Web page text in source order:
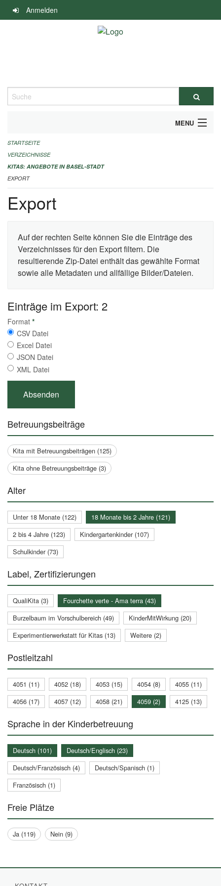
Navigation
überspringen
Anmelden
Suche
MENU
ALLGEMEINE INFORMATIONEN
IMPRESSUM
STARTSEITE
VERZEICHNISSE
KITAS: ANGEBOTE IN BASEL-STADT
EXPORT
Export
Auf der rechten Seite können Sie die Einträge des
Verzeichnisses für den Export filtern. Die
resultierende Zip-Datei enthält das gewählte Format
sowie alle Metadaten und allfällige Bilder/Dateien.
Einträge im Export: 2
Format *
CSV Datei
Excel Datei
JSON Datei
XML Datei
Betreuungsbeiträge
Kita mit Betreuungsbeiträgen (125)
Kita ohne Betreuungsbeiträge (3)
Alter
Unter 18 Monate (122)
18 Monate bis 2 Jahre (121)
2 bis 4 Jahre (123)
Kindergartenkinder (107)
Schulkinder (73)
Label, Zertifizierungen
QualiKita (3)
Fourchette verte - Ama terra (43)
Burzelbaum im Vorschulbereich (49)
KinderMitWirkung (20)
Experimentierwerkstatt für Kitas (13)
Weitere (2)
Postleitzahl
4051 (11) 4052 (18) 4053 (15) 4054 (8)
4055 (11)
4056 (17)
4057 (12) 4058 (21) 4059 (2) 4125 (13)
Sprache in der Kinderbetreuung
Deutsch (101)
Deutsch/Englisch (23)
Deutsch/Französisch (4)
Deutsch/Spanisch (1)
Französisch (1)
Freie Plätze
Ja (119) Nein (9)